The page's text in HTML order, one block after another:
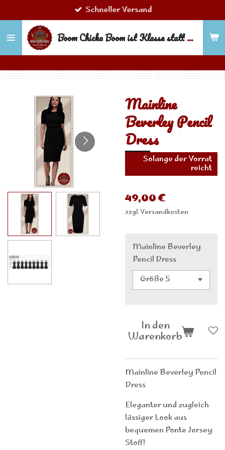
Hauptinhalt
springen
Boom Chicka Boom ist Klasse statt Masse!
Schneller Versand
Mainline
Beverley Pencil
Dress
Solange der Vorrat
reicht
49,00 €
zzgl. Versandkosten
Mainline Beverley
Pencil Dress
In den
Warenkorb
Mainline Beverley Pencil
Dress
Eleganter und zugleich
lässiger Look aus
bequemen Ponte Jersey
Stoff!